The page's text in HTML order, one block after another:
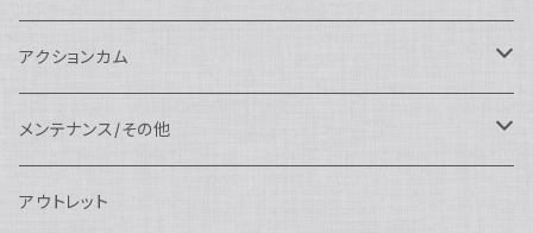
Nauticam
Nauticam
Nikon用
Canon用
SEA&SEA
Sony用
AOI
N100エクステンションリング
ドームポート
weefine
アクセサリー
AOI
Nauticam
AOI
ワイドアングルコンバージョンポート
Nauticam
レンズオプション
AOI
リングライト
FIX
オプション
weefine
アーム
SEA&SEA
Nauticam
フロートアーム
Nauticam
クランプ
アクションカム
レンズ
AOI
グリップ/トレー/アーム
メンテナンス/その他
SEA&SEA
アウトレット